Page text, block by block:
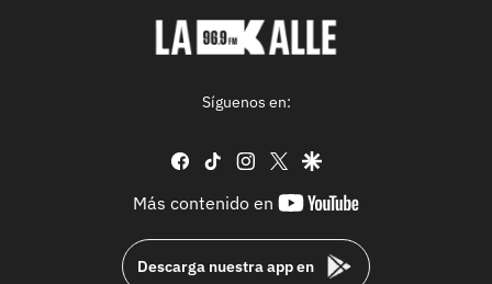
Síguenos en:
facebook
tiktok instagram
twittergoogle
Más contenido en
youtube-
Descarga nuestra app en